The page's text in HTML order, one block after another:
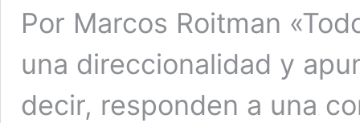
Por Marcos Roitman
una direccionalidad y
decir, responden a una